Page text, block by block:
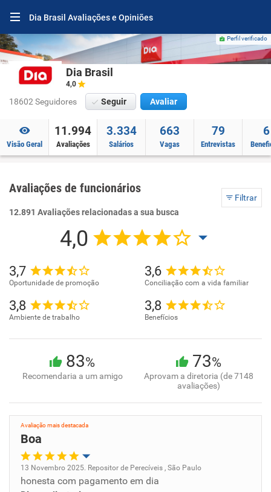
Dia Brasil Avaliações e Opiniões
Perfil verificado
Dia Brasil
4,0
18602 Seguidores Seguir Avaliar
Visão Geral
11.994
Avaliações
3.334
Salários
663
Vagas
79
Entrevistas
6
Avaliações de funcionários
Filtrar
12.891 Avaliações relacionadas a sua busca
4,0
3,7
Oportunidade de promoção
3,6
Conciliação com a vida familiar
3,8
Ambiente de trabalho
3,8
Benefícios
83%
Recomendaria a um amigo
73%
Aprovam a diretoria (de 7148
avaliações)
Avaliação mais destacada
Boa
Oportunidade de promoção
13 Novembro 2025. Repositor de Perecíveis , São Paulo
honesta com pagamento em dia